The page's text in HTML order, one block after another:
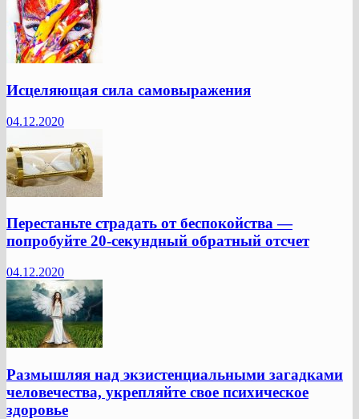
Исцеляющая сила самовыражения
04.12.2020
Перестаньте страдать от беспокойства —
попробуйте 20-секундный обратный отсчет
04.12.2020
Размышляя над экзистенциальными загадками
человечества, укрепляйте свое психическое
здоровье